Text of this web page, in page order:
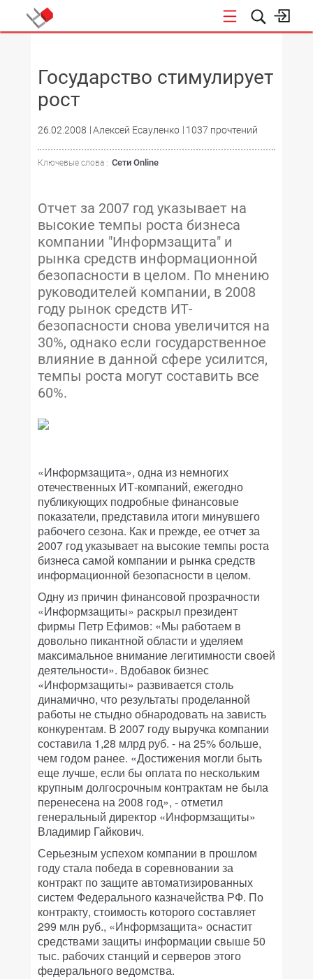
Государство стимулирует
рост
26.02.2008 Алексей Есауленко 1037 прочтений
Ключевые слова : Сети Online
Отчет за 2007 год указывает на
высокие темпы роста бизнеса
компании "Информзащита" и
рынка средств информационной
безопасности в целом. По мнению
руководителей компании, в 2008
году рынок средств ИТ-
безопасности снова увеличится на
30%, однако если государственное
влияние в данной сфере усилится,
темпы роста могут составить все
60%.
«Информзащита», одна из немногих
отечественных ИТ-компаний, ежегодно
публикующих подробные финансовые
показатели, представила итоги минувшего
рабочего сезона. Как и прежде, ее отчет за
2007 год указывает на высокие темпы роста
бизнеса самой компании и рынка средств
информационной безопасности в целом.
Одну из причин финансовой прозрачности
«Информзащиты» раскрыл президент
фирмы Петр Ефимов: «Мы работаем в
довольно пикантной области и уделяем
максимальное внимание легитимности своей
деятельности». Вдобавок бизнес
«Информзащиты» развивается столь
динамично, что результаты проделанной
работы не стыдно обнародовать на зависть
конкурентам. В 2007 году выручка компании
составила 1,28 млрд руб. - на 25% больше,
чем годом ранее. «Достижения могли быть
еще лучше, если бы оплата по нескольким
крупным долгосрочным контрактам не была
перенесена на 2008 год», - отметил
генеральный директор «Информзащиты»
Владимир Гайкович.
Серьезным успехом компании в прошлом
году стала победа в соревновании за
контракт по защите автоматизированных
систем Федерального казначейства РФ. По
контракту, стоимость которого составляет
299 млн руб., «Информзащита» оснастит
средствами защиты информации свыше 50
тыс. рабочих станций и серверов этого
федерального ведомства.